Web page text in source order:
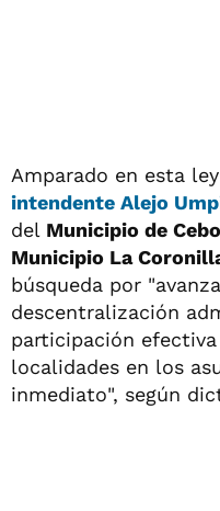
Amparado en esta
intendente Alejo
del Municipio de
Municipio La
búsqueda por
descentralización
participación
localidades en los
inmediato", según